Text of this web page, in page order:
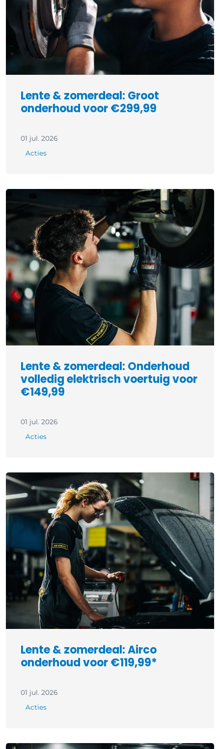
Lente & zomerdeal: Groot
onderhoud voor €299,99
01 jul. 2026
Acties
Lente & zomerdeal: Onderhoud
volledig elektrisch voertuig voor
€149,99
01 jul. 2026
Acties
Lente & zomerdeal: Airco
onderhoud voor €119,99*
01 jul. 2026
Acties